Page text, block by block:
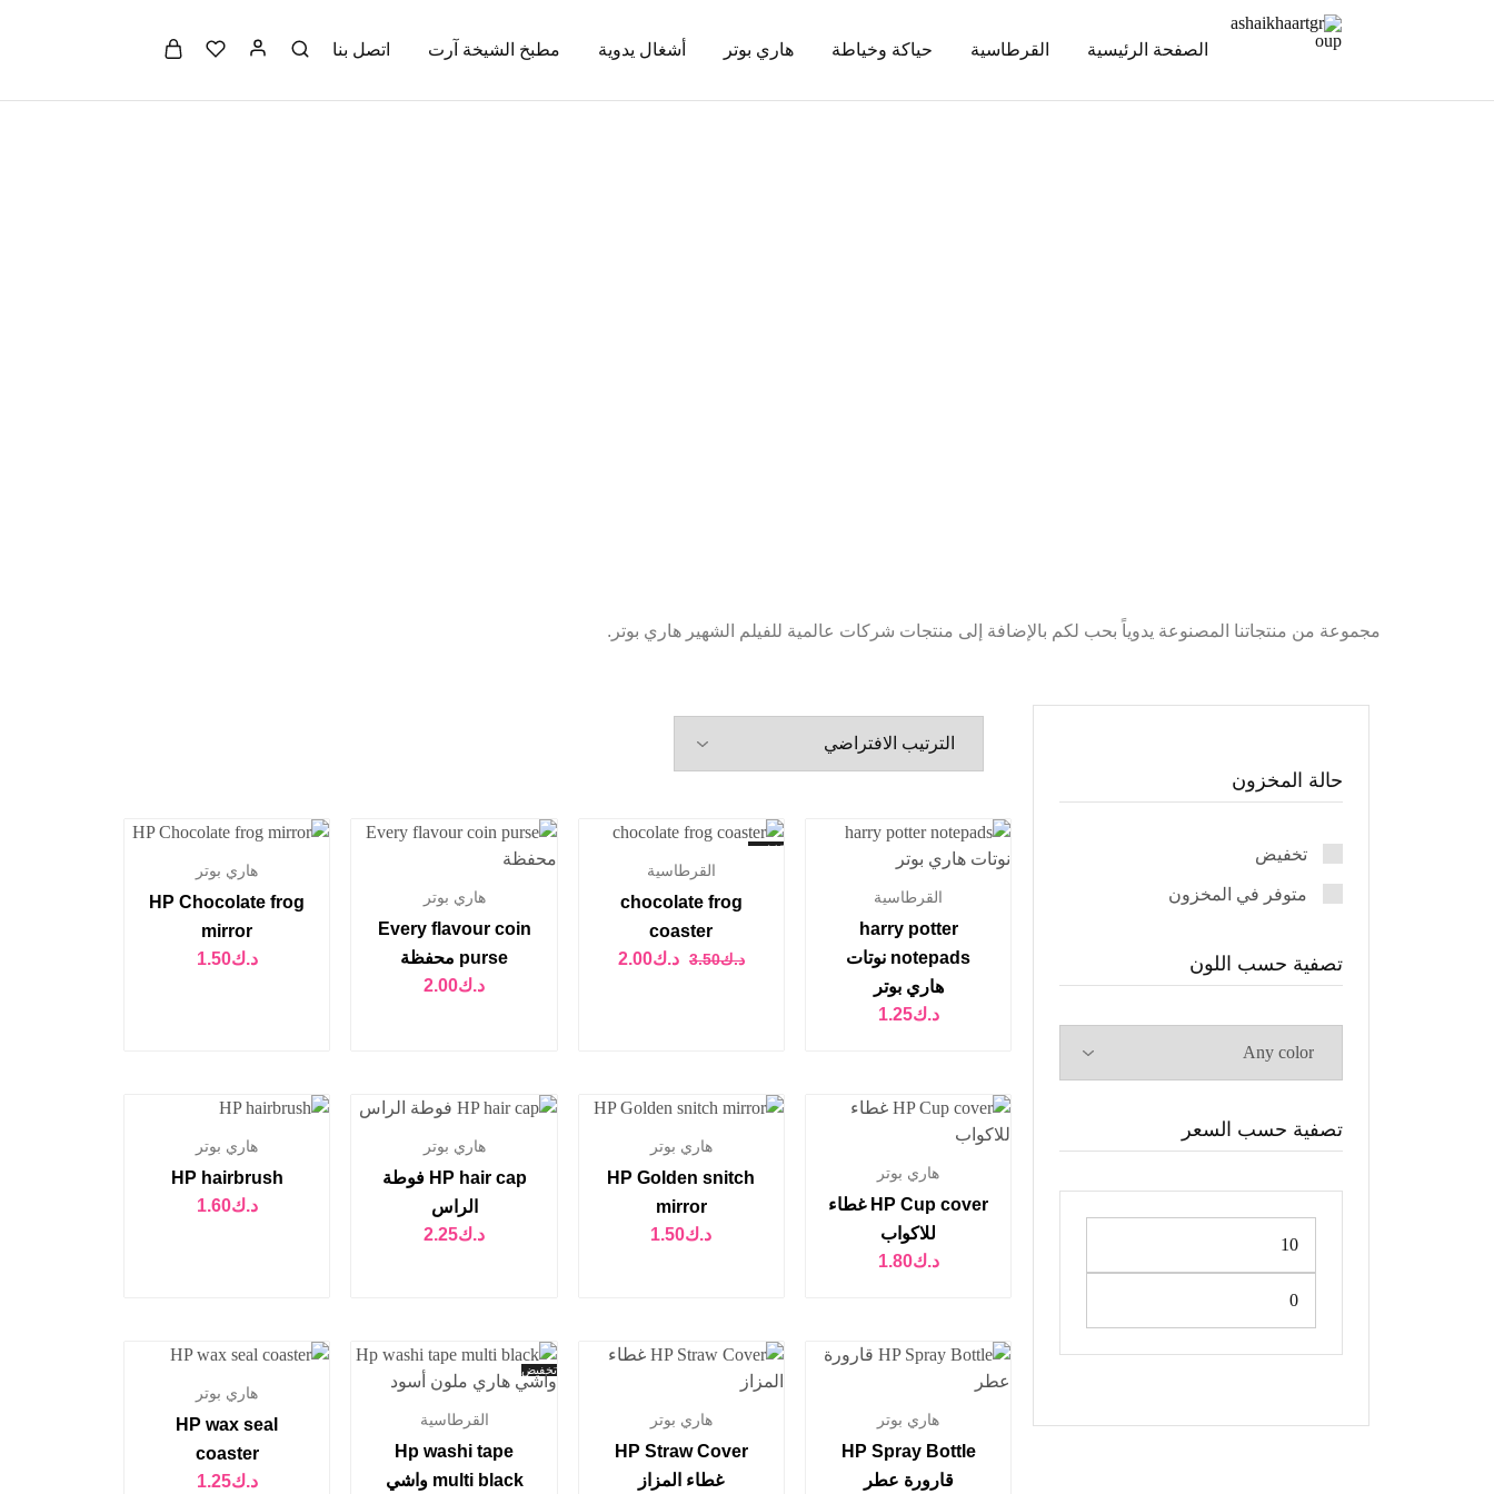
الصفحة الرئيسية القرطاسية حياكة وخياطة هاري بوتر أشغال يدوية مطبخ الشيخة آرت اتصل بنا
مجموعة من منتجاتنا المصنوعة يدوياً بحب لكم بالإضافة إلى منتجات شركات عالمية للفيلم الشهير هاري بوتر.
حالة المخزون
تخفيض
متوفر في المخزون
تصفية حسب اللون
تصفية حسب السعر
القرطاسية
harry potter
notepads نوتات
هاري بوتر
د.ك1.25
تخفيض
القرطاسية
chocolate frog
coaster
د.ك3.50 د.ك2.00
هاري بوتر
Every flavour coin
purse محفظة
د.ك2.00
هاري بوتر
HP Chocolate frog
mirror
د.ك1.50
هاري بوتر
HP Cup cover غطاء
للاكواب
د.ك1.80
هاري بوتر
HP Golden snitch
mirror
د.ك1.50
هاري بوتر
HP hair cap فوطة
الراس
د.ك2.25
هاري بوتر
HP hairbrush
د.ك1.60
هاري بوتر
HP Spray Bottle
قارورة عطر
هاري بوتر
HP Straw Cover
غطاء المزاز
تخفيض
القرطاسية
Hp washi tape
multi black واشي
هاري بوتر
HP wax seal
coaster
د.ك1.25